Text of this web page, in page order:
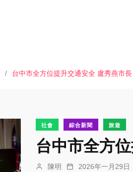
台中市全方位提升交通安全 盧秀燕市
社會 綜合新聞 旅遊
台中市全方
陳明 2026年一月29日